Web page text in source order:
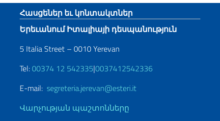
Footer section
Հասցեներ եւ կոնտակտներ
Երեւանում Իտալիայի դեսպանություն
5 Italia Street – 0010 Yerevan
Tel:00374 12 542335|0037412542336
E-mail: segreteria.jerevan@esteri.it
Վարչության պաշտոնները